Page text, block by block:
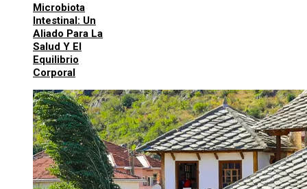
Microbiota
Intestinal: Un
Aliado Para La
Salud Y El
Equilibrio
Corporal